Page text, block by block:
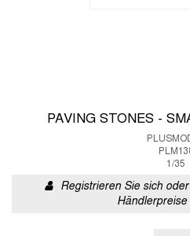
PAVING STONES -
1/35
Registrieren Sie sich
Händlerpreise